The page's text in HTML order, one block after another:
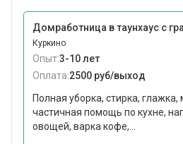
Домработница в таунхаус с
Куркино
Опыт:3-10 лет
Оплата:2500 руб/выход
Полная уборка, стирка, глажка,
частичная помощь по кухне,
овощей, варка кофе,...